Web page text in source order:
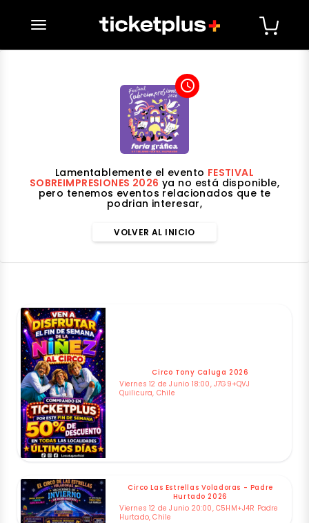
desplegar navegación
access_time
Lamentablemente el evento FESTIVAL
SOBREIMPRESIONES 2026 ya no está disponible,
pero tenemos eventos relacionados que te
podrian interesar,
VOLVER AL INICIO
Circo Tony Caluga 2026
Viernes 12 de Junio 18:00, J7G9+QVJ
Quilicura, Chile
Circo Las Estrellas Voladoras - Padre
Hurtado 2026
Viernes 12 de Junio 20:00, C5HM+J4R Padre
Hurtado, Chile